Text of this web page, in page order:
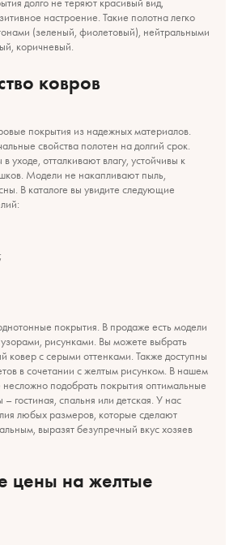
СКИДКА 30%
настроение. Такие полотна легко
(зеленый, фиолетовый), нейтральными
коричневый.
ковров
покрытия из надежных материалов.
свойства полотен на долгий срок.
уходе, отталкивают влагу, устойчивы к
Модели не накапливают пыль,
В каталоге вы увидите следующие
покрытия. В продаже есть модели
рисунками. Вы можете выбрать
ковер с серыми оттенками. Также доступны
в сочетании с желтым рисунком. В нашем
подобрать покрытия оптимальные
гостиная, спальня или детская. У нас
любых размеров, которые сделают
выразят безупречный вкус хозяев
цены на желтые